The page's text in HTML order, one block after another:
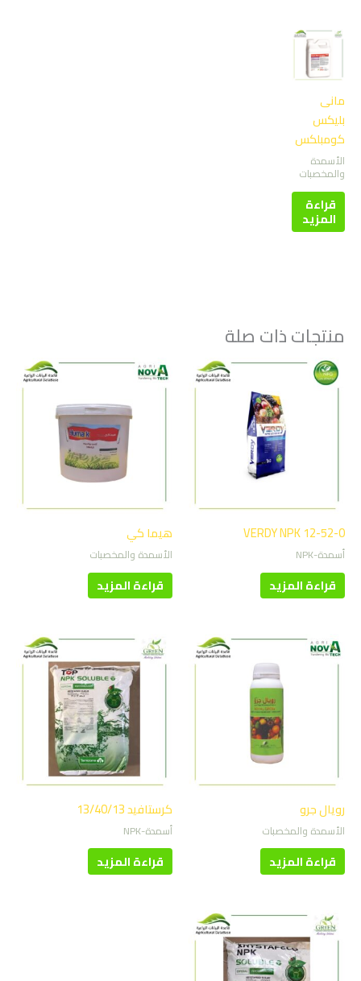
مانى
بليكس
كومبلكس
الأسمدة
والمخصبات
قراءة
المزيد
منتجات ذات صلة
VERDY NPK 12-52-0
أسمدة-NPK
قراءة المزيد
هيما كي
الأسمدة والمخصبات
قراءة المزيد
رويال جرو
الأسمدة والمخصبات
قراءة المزيد
كرستافيد 13/40/13
أسمدة-NPK
قراءة المزيد